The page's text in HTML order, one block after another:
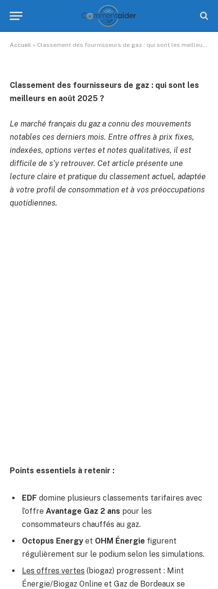
Accueil » Classement des fournisseurs de gaz : qui sont les meilleurs en août 2025 ?
en août 2025 ?
Classement des fournisseurs de gaz : qui sont les
meilleurs en août 2025 ?
Le marché français du gaz a connu des mouvements
notables ces derniers mois. Entre offres à prix fixes,
indexées, options vertes et notes qualitatives, il est
difficile de s’y retrouver. Cet article présente une
lecture claire et pratique du classement actuel, adaptée
à votre profil de consommation et à vos préoccupations
quotidiennes.
Points essentiels à retenir :
EDF domine plusieurs classements tarifaires avec
l’offre Avantage Gaz 2 ans pour les
consommateurs chauffés au gaz.
Octopus Energy et OHM Énergie figurent
régulièrement sur le podium selon les simulations.
Les offres vertes (biogaz) progressent : Mint
Énergie/Biogaz Online et Gaz de Bordeaux se